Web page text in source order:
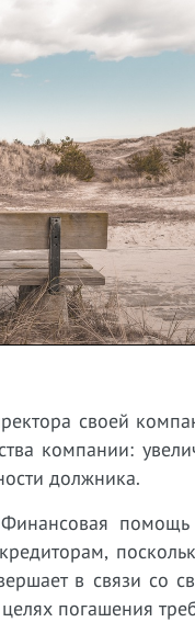
своей
компании:
должника.
помощь
в связи со
погашения